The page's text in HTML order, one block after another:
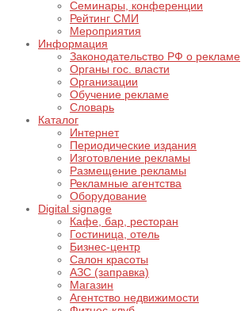
Семинары, конференции
Рейтинг СМИ
Мероприятия
Информация
Законодательство РФ о рекламе
Органы гос. власти
Организации
Обучение рекламе
Словарь
Каталог
Интернет
Периодические издания
Изготовление рекламы
Размещение рекламы
Рекламные агентства
Оборудование
Digital signage
Кафе, бар, ресторан
Гостиница, отель
Бизнес-центр
Салон красоты
АЗС (заправка)
Магазин
Агентство недвижимости